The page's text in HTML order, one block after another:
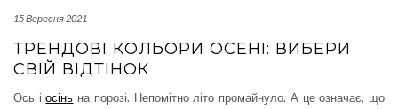
15 Вересня 2021
ТРЕНДОВІ КОЛЬОРИ ОСЕНІ: ВИБЕРИ
СВІЙ ВІДТІНОК
Ось іосінь на порозі. Непомітно літо промайнуло. А це означає, що